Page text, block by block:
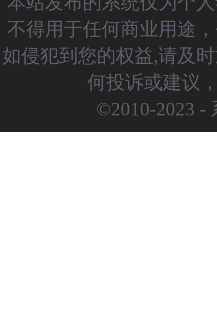
不得用于任何商业用途
如侵犯到您的权益,请及
何投诉或建议
©2010-2023 -